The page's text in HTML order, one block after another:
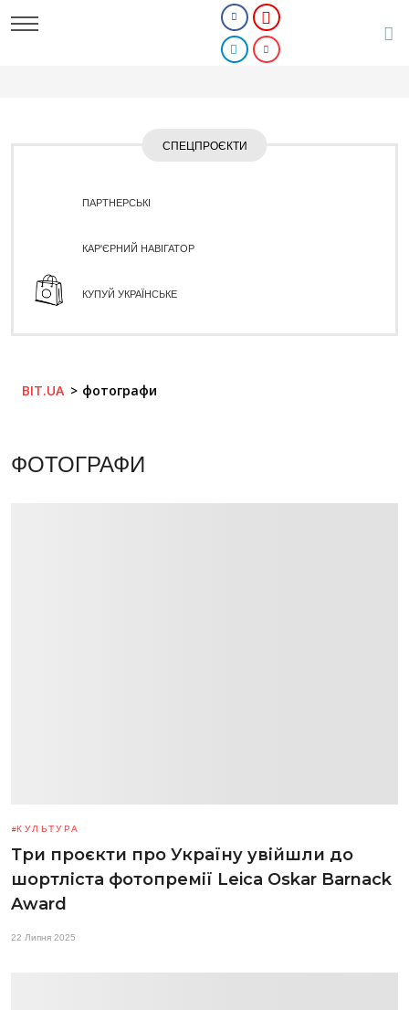
СПЕЦПРОЄКТИ
ПАРТНЕРСЬКІ
КАР'ЄРНИЙ НАВІГАТОР
КУПУЙ УКРАЇНСЬКЕ
BIT.UA фотографи
ФОТОГРАФИ
КУЛЬТУРА
Три проєкти про Україну увійшли до
шортліста фотопремії Leica Oskar Barnack
Award
22 Липня 2025